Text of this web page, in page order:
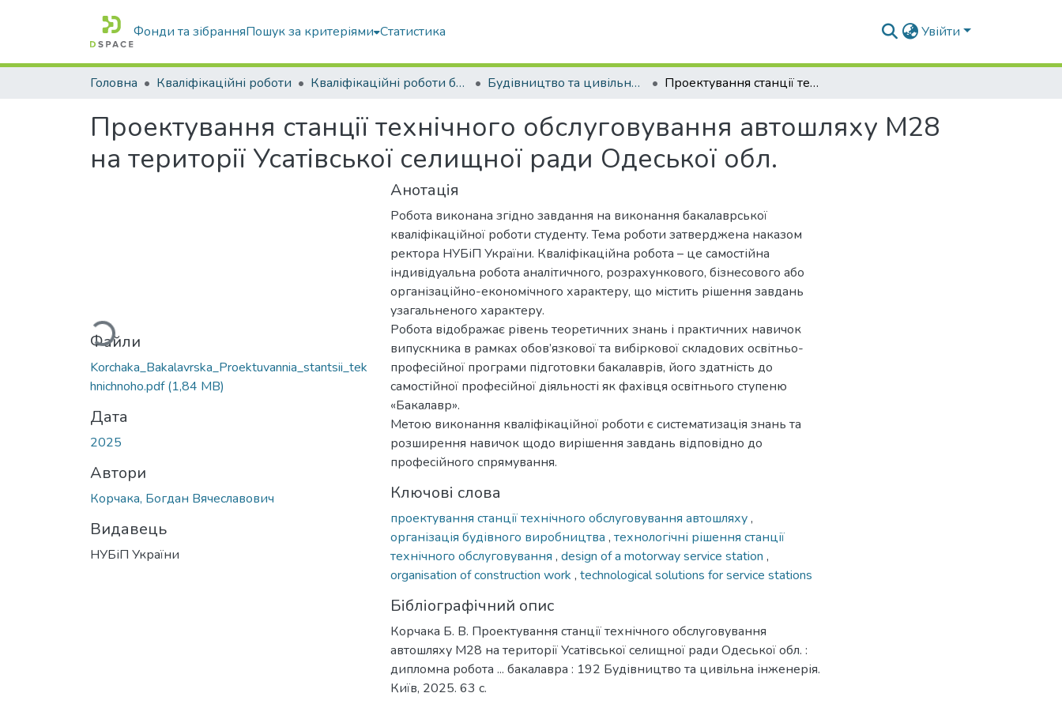
Фонди та зібранняПошук за критеріями Статистика Увійти
Головна Кваліфікаційні роботи Кваліфікаційні роботи бакалаврів Будівництво та цивільна інженерія Проектування станції технічного обслуговування автошляху М28 на території Усатівської селищної ради Одеської обл.
Проектування станції технічного обслуговування автошляху М28
на території Усатівської селищної ради Одеської обл.
Вантажиться...
Файли
Korchaka_Bakalavrska_Proektuvannia_stantsii_tek
hnichnoho.pdf(1,84 MB)
Дата
2025
Автори
Корчака, Богдан Вячеславович
Видавець
НУБіП України
Анотація
Робота виконана згідно завдання на виконання бакалаврської
кваліфікаційної роботи студенту. Тема роботи затверджена наказом
ректора НУБіП України. Кваліфікаційна робота – це самостійна
індивідуальна робота аналітичного, розрахункового, бізнесового або
організаційно-економічного характеру, що містить рішення завдань
узагальненого характеру.
Робота відображає рівень теоретичних знань і практичних навичок
випускника в рамках обов’язкової та вибіркової складових освітньо-
професійної програми підготовки бакалаврів, його здатність до
самостійної професійної діяльності як фахівця освітнього ступеню
«Бакалавр».
Метою виконання кваліфікаційної роботи є систематизація знань та
розширення навичок щодо вирішення завдань відповідно до
професійного спрямування.
Ключові слова
проектування станції технічного обслуговування автошляху,
організація будівного виробництва , технологічні рішення станції
технічного обслуговування , design of a motorway service station ,
organisation of construction work , technological solutions for service stations
Бібліографічний опис
Корчака Б. В. Проектування станції технічного обслуговування
автошляху М28 на території Усатівської селищної ради Одеської обл. :
дипломна робота ... бакалавра : 192 Будівництво та цивільна інженерія.
Київ, 2025. 63 с.